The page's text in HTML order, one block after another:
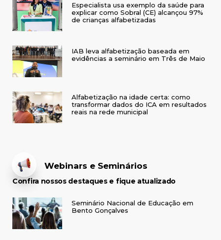
Especialista usa exemplo da saúde para
explicar como Sobral (CE) alcançou 97%
de crianças alfabetizadas
IAB leva alfabetização baseada em
evidências a seminário em Três de Maio
Alfabetização na idade certa: como
transformar dados do ICA em resultados
reais na rede municipal
Webinars e Seminários
Confira nossos destaques e fique atualizado
Seminário Nacional de Educação em
Bento Gonçalves